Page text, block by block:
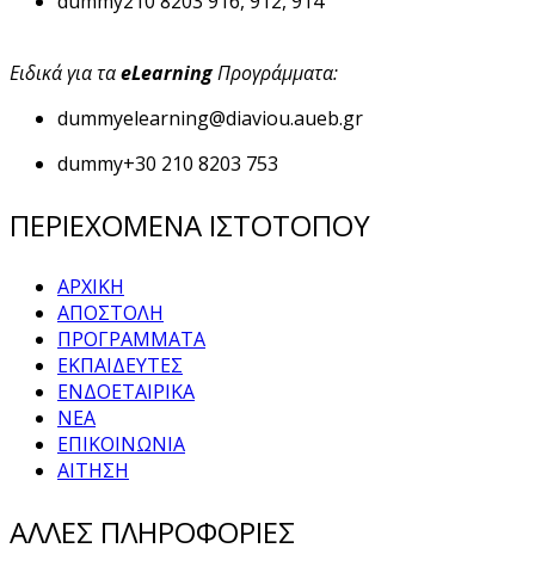
Ειδικά για ταeLearningΠρογράμματα:
dummyelearning@diaviou.aueb.gr
dummy+30 210 8203 753
ΠΕΡΙΕΧΟΜΕΝΑ ΙΣΤΟΤΟΠΟΥ
ΑΡΧΙΚΗ
ΑΠΟΣΤΟΛΗ
ΠΡΟΓΡΑΜΜΑΤΑ
ΕΚΠΑΙΔΕΥΤΕΣ
ΕΝΔΟΕΤΑΙΡΙΚΑ
ΝΕΑ
ΕΠΙΚΟΙΝΩΝΙΑ
ΑΙΤΗΣΗ
ΑΛΛΕΣ ΠΛΗΡΟΦΟΡΙΕΣ